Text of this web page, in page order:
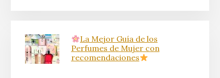
La Mejor Guía de los
Perfumes de Mujer con
recomendaciones